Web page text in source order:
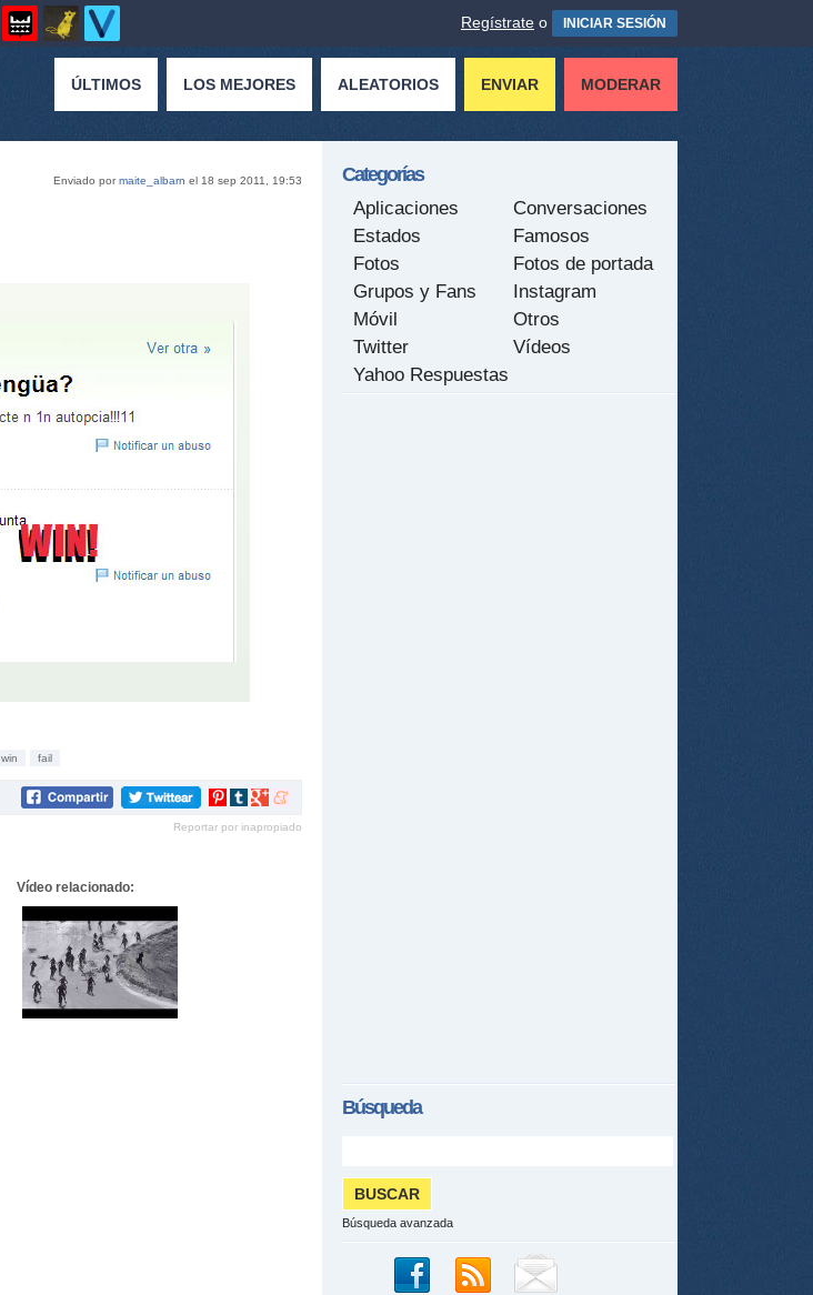
Regístrate o INICIAR SESIÓN
ÚLTIMOS LOS MEJORES ALEATORIOS ENVIAR MODERAR
Enviado pormaite_albarn el 18 sep 2011, 19:53
win fail
Compartir
Pinterest
Compartir
tumblr
Compartir
Google+
Compartir
meneame
Reportar por inapropiado
Vídeo relacionado:
Categorías
Aplicaciones
Conversaciones
Estados
Famosos
Fotos
Fotos de portada
Grupos y Fans
Instagram
Móvil
Otros
Twitter
Vídeos
Yahoo Respuestas
Búsqueda
Búsqueda avanzada